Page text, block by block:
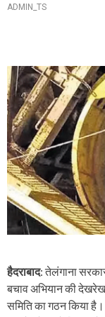
ADMIN_TS
हैदराबाद: तेलंगाना
बचाव अभियान की
समिति का गठन किया